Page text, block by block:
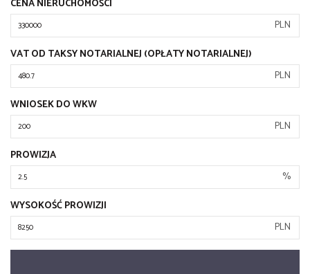
CENA NIERUCHOMOŚCI
PLN
VAT OD TAKSY NOTARIALNEJ (OPŁATY NOTARIALNEJ)
PLN
WNIOSEK DO WKW
PLN
PROWIZJA
%
WYSOKOŚĆ PROWIZJI
PLN